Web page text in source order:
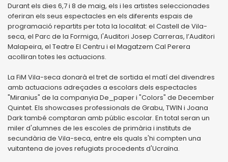
Durant els dies 6,7 i 8 de maig, els i les artistes seleccionades
oferiran els seus espectacles en els diferents espais de
programació repartits per tota la localitat: el Castell de Vila-
seca, el Parc de la Formiga, l'Auditori Josep Carreras, l’Auditori
Malapeira, el Teatre El Centru i el Magatzem Cal Perera
acolliran totes les actuacions.
La FiM Vila-seca donarà el tret de sortida el matí del divendres
amb actuacions adreçades a escolars dels espectacles
"Miranius" de la companyia De_paper i "Colors" de December
Quintet. Els showcases professionals de Grabu, TWIN i Joana
Dark també comptaran amb públic escolar. En total seran un
miler d'alumnes de les escoles de primària i instituts de
secundària de Vila-seca, entre els quals s'hi compten una
vuitantena de joves refugiats procedents d'Ucraïna.